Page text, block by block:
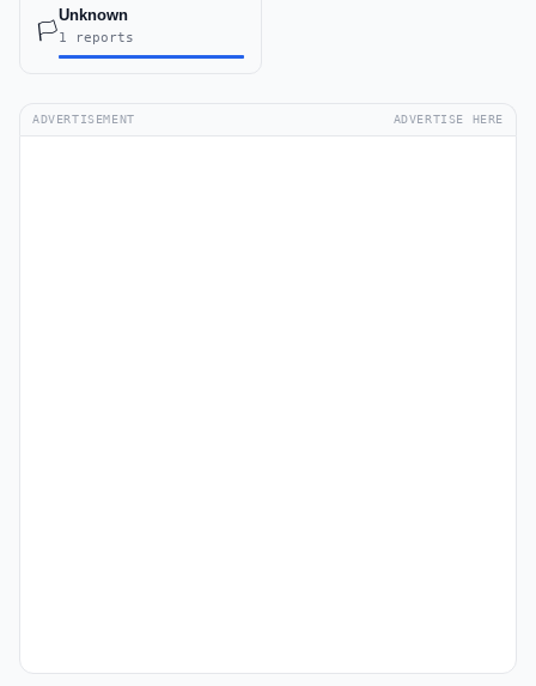
🏳️
Unknown
1 reports
ADVERTISEMENT ADVERTISE HERE